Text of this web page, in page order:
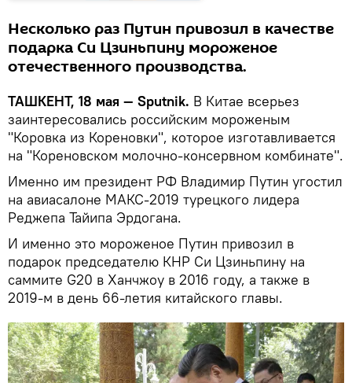
Несколько раз Путин привозил в качестве
подарка Си Цзиньпину мороженое
отечественного производства.
ТАШКЕНТ, 18 мая — Sputnik. В Китае всерьез
заинтересовались российским мороженым
"Коровка из Кореновки", которое изготавливается
на "Кореновском молочно-консервном комбинате".
Именно им президент РФ Владимир Путин угостил
на авиасалоне МАКС-2019 турецкого лидера
Реджепа Тайипа Эрдогана.
И именно это мороженое Путин привозил в
подарок председателю КНР Си Цзиньпину на
саммите G20 в Ханчжоу в 2016 году, а также в
2019-м в день 66-летия китайского главы.